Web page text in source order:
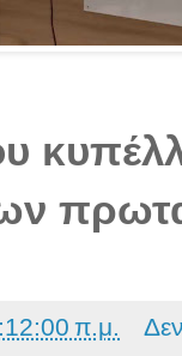
π.μ.